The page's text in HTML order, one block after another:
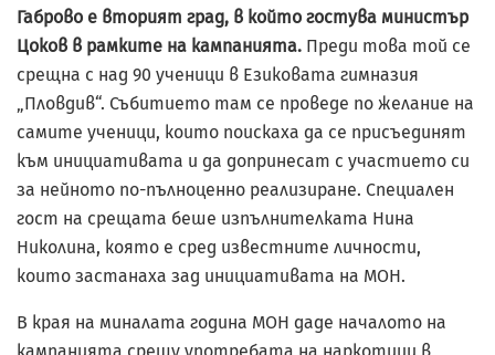
Габрово е вторият град, в който гостува министър
Цоков в рамките на кампанията. Преди това той се
срещна с над 90 ученици в Езиковата гимназия
„Пловдив“. Събитието там се проведе по желание на
самите ученици, които поискаха да се присъединят
към инициативата и да допринесат с участието си
за нейното по-пълноценно реализиране. Специален
гост на срещата беше изпълнителката Нина
Николина, която е сред известните личности,
които застанаха зад инициативата на МОН.
В края на миналата година МОН даде началото на